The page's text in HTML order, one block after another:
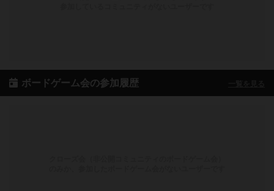
ボードゲーム会の参加履歴